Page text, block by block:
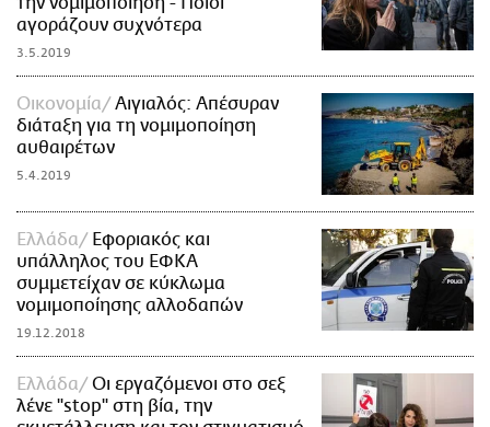
αγοράζουν συχνότερα
3.5.2019
Οικονομία
Αιγιαλός: Απέσυραν
διάταξη για τη νομιμοποίηση
αυθαιρέτων
5.4.2019
Ελλάδα
Εφοριακός και
υπάλληλος του ΕΦΚΑ
συμμετείχαν σε κύκλωμα
νομιμοποίησης αλλοδαπών
19.12.2018
Ελλάδα
Οι εργαζόμενοι στο σεξ
λένε "stop" στη βία, την